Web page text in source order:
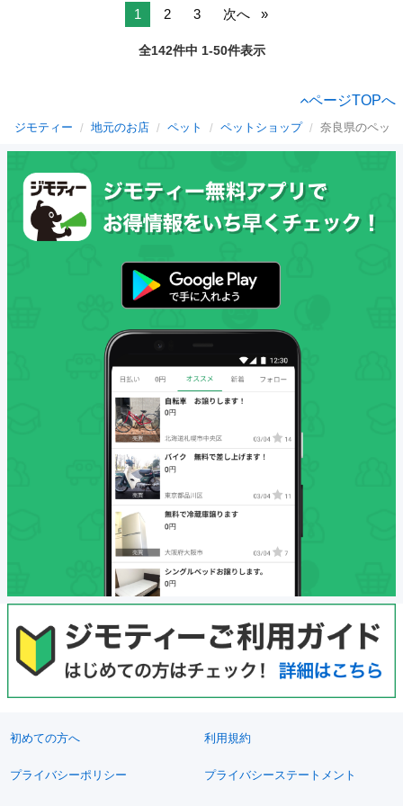
1 2 3 次へ
全142件中 1-50件表示
ページTOPへ
ジモティー 地元のお店 ペット ペットショップ 奈良県のペッ
初めての方へ 利用規約
プライバシーポリシー プライバシーステートメント